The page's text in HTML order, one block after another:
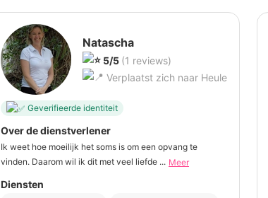
Natascha
5/5 (1 reviews)
Verplaatst zich naar Heule
Geverifieerde identiteit
Over de dienstverlener
Ik weet hoe moeilijk het soms is om een opvang te
vinden. Daarom wil ik dit met veel liefde ... Meer
Diensten